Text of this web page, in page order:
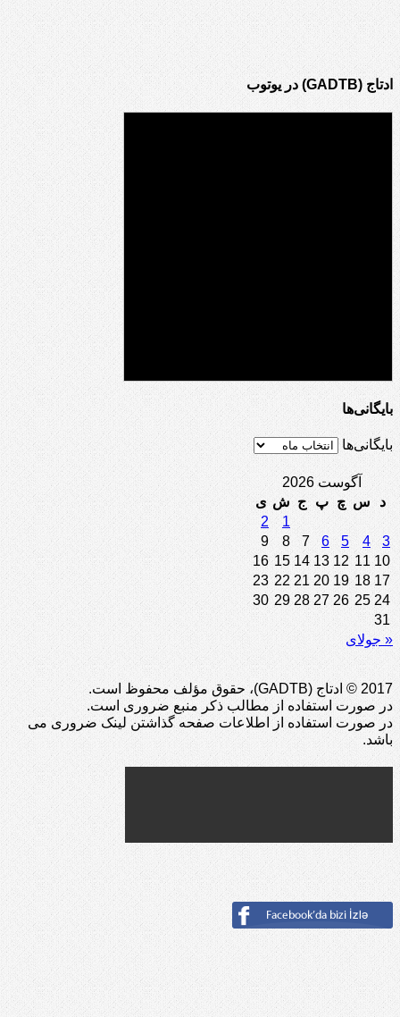
ادتاج (GADTB) در یوتوب
بایگانی‌ها
بایگانی‌ها
آگوست 2026
د
س چ پ ج ش ی
1
2
3
4
5
6
7
8
9
10
11
12
13
14
15
16
17
18
19
20
21
22
23
24
25
26
27
28
29
30
31
« جولای
2017 © ادتاج (GADTB)، حقوق مؤلف محفوظ است.
در صورت استفاده از مطالب ذکر منبع ضروری است.
در صورت استفاده از اطلاعات صفحه گذاشتن لینک ضروری می
باشد.